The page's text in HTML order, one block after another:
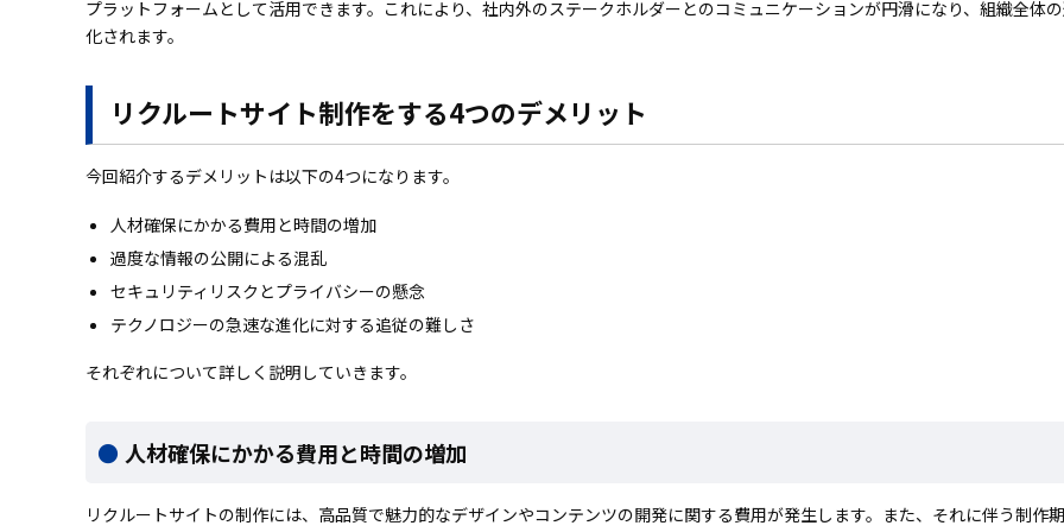
プラットフォームとして活用できます。これにより、社内外のステークホルダーとのコミュニケーションが円滑になり、組織全体
化されます。
リクルートサイト制作をする4つのデメリット
今回紹介するデメリットは以下の4つになります。
人材確保にかかる費用と時間の増加
過度な情報の公開による混乱
セキュリティリスクとプライバシーの懸念
テクノロジーの急速な進化に対する追従の難しさ
それぞれについて詳しく説明していきます。
人材確保にかかる費用と時間の増加
リクルートサイトの制作には、高品質で魅力的なデザインやコンテンツの開発に関する費用が発生します。また、それに伴う制作